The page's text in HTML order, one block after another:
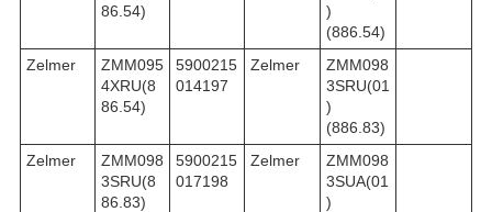
86.54)
)
(886.54)
Zelmer
ZMM095
4XRU(8
86.54)
5900215
014197
Zelmer
ZMM098
3SRU(01
)
(886.83)
Zelmer
ZMM098
3SRU(8
86.83)
5900215
017198
Zelmer
ZMM098
3SUA(01
)